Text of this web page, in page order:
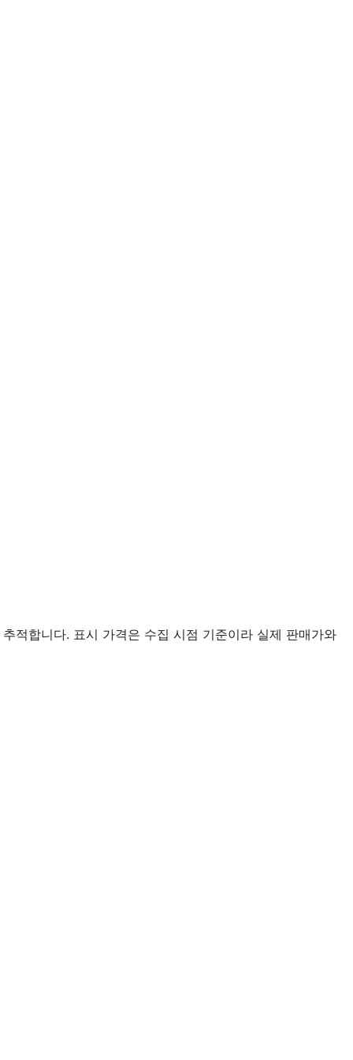
적합니다. 표시 가격은 수집 시점 기준이라 실제 판매가와